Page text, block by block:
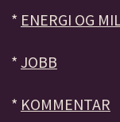
* ENERGI OG
* JOBB
* KOMMENTAR